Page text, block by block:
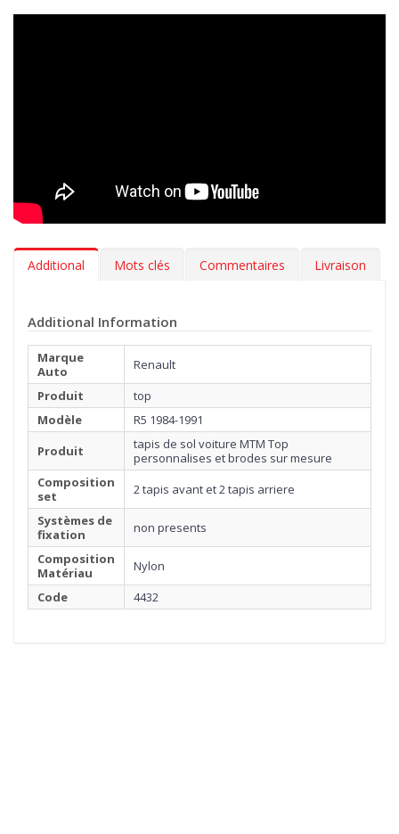
1984-1991. Vous pouvez, par ailleurs, décider d’ajouter
gratuitement, une talonnette, pour protéger la zone la plus
exposée à l’usure.
Additional Mots clés Commentaires Livraison
Additional Information
Marque
Auto
Renault
Produit
top
Modèle
R5 1984-1991
Produit
tapis de sol voiture MTM Top
personnalises et brodes sur mesure
Composition
set
2 tapis avant et 2 tapis arriere
Systèmes de
fixation
non presents
Composition
Matériau
Nylon
Code
4432